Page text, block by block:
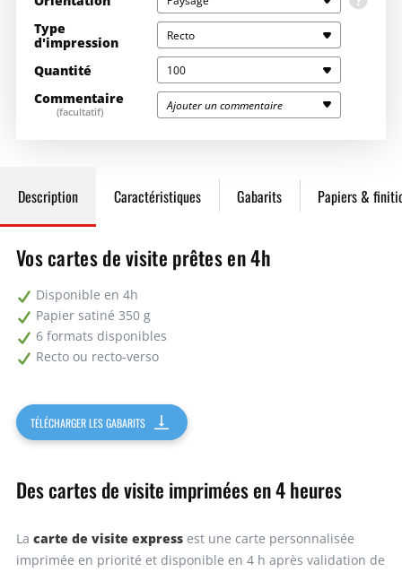
Type
d'impression
Recto
Quantité 100
500
Demandez un devis
Commentaire
(facultatif) Ajouter un commentaire
Description Caractéristiques Gabarits Papiers &
Vos cartes de visite prêtes en 4h
Disponible en 4h
Papier satiné 350 g
6 formats disponibles
Recto ou recto-verso
TÉLÉCHARGER LES GABARITS
Des cartes de visite imprimées en 4 heures
La carte de visite expressest une carte personnalisée
imprimée en priorité et disponible en 4 h après validation de